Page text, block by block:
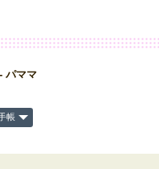
パママ
帳